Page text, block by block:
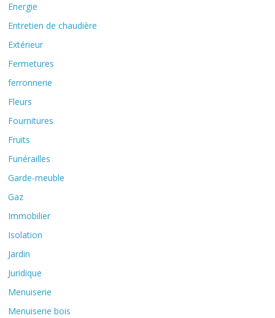
Energie
Entretien de chaudière
Extérieur
Fermetures
ferronnerie
Fleurs
Fournitures
Fruits
Funérailles
Garde-meuble
Gaz
Immobilier
Isolation
Jardin
Juridique
Menuiserie
Menuiserie bois